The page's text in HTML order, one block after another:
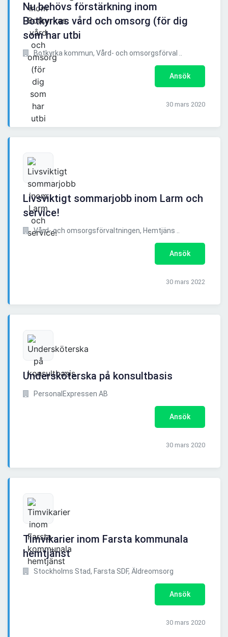
Nu behövs förstärkning inom
Botkyrkas vård och omsorg (för dig
som har utbi
Botkyrka kommun, Vård- och omsorgsförval ..
Ansök
30 mars 2020
Livsviktigt sommarjobb inom Larm och
service!
Vård- och omsorgsförvaltningen, Hemtjäns ..
Ansök
30 mars 2022
Undersköterska på konsultbasis
PersonalExpressen AB
Ansök
30 mars 2020
Timvikarier inom Farsta kommunala
hemtjänst
Stockholms Stad, Farsta SDF, Äldreomsorg
Ansök
30 mars 2020